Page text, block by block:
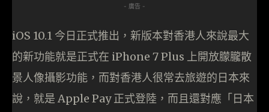
- 廣告 -
iOS 10.1 今日正式推出，新版本對香港人來說最大
的新功能就是正式在 iPhone 7 Plus 上開放朦朧散
景人像攝影功能，而對香港人很常去旅遊的日本來
說，就是 Apple Pay 正式登陸，而且還對應「日本